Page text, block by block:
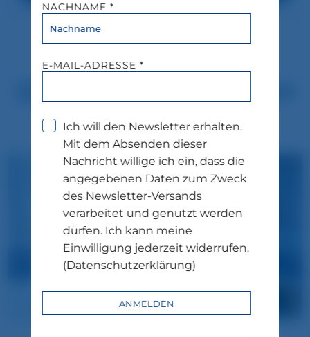
UNSERE ZIMMER
ERSTRAHLEN IN NEUEM
GLANZ!
NACHNAME *
E-MAIL-ADRESSE *
Ich will den Newsletter erhalten.
Mit dem Absenden dieser
Nachricht willige ich ein, dass die
angegebenen Daten zum Zweck
des Newsletter-Versands
verarbeitet und genutzt werden
dürfen. Ich kann meine
Einwilligung jederzeit widerrufen.
(Datenschutzerklärung)
ANMELDEN